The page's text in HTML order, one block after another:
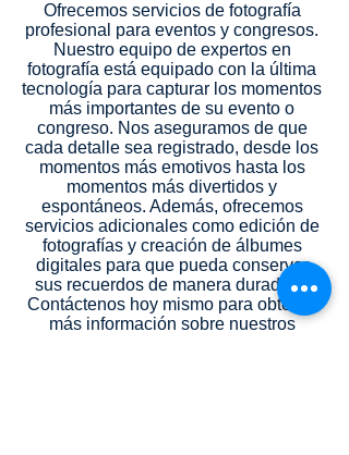
Ofrecemos servicios de fotografía
profesional para eventos y congresos.
Nuestro equipo de expertos en
fotografía está equipado con la última
tecnología para capturar los momentos
más importantes de su evento o
congreso. Nos aseguramos de que
cada detalle sea registrado, desde los
momentos más emotivos hasta los
momentos más divertidos y
espontáneos. Además, ofrecemos
servicios adicionales como edición de
fotografías y creación de álbumes
digitales para que pueda conservar
sus recuerdos de manera duradera.
Contáctenos hoy mismo para obtener
más información sobre nuestros